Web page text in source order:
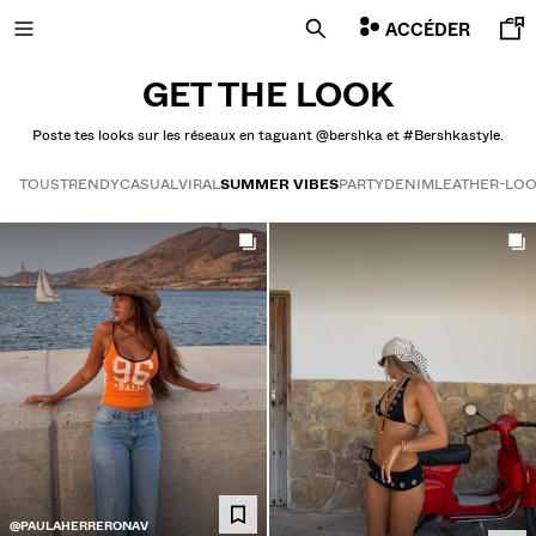
ACCÉDER
GET THE LOOK
Poste tes looks sur les réseaux en taguant @bershka et #Bershkastyle.
TOUSTRENDYCASUALVIRALSUMMER VIBESPARTYDENIMLEATHER-
@PAULAHERRERONAV
NOUVEAUTÉS
COMBO WINS %
VOIR
SHIRTS ET POLOS
ET GILETS